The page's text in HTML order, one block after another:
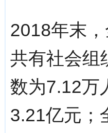
2018年末
共有社会组
数为7.12万
3.21亿元；